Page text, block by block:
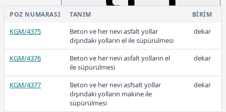
2025-Ekim
88,98
POZ NUMARASI TANIM BIRIM
KGM/4375
Beton ve her nevi asfalt yollar
dışındaki yolların el ile süpürülmesi
dekar
KGM/4376
Beton ve her nevi asfalt yolların el
ile süpürülmesi
dekar
KGM/4377
Beton ve her nevi asfsalt yollar
dışındaki yolların makine ile
süpürülmesi
dekar